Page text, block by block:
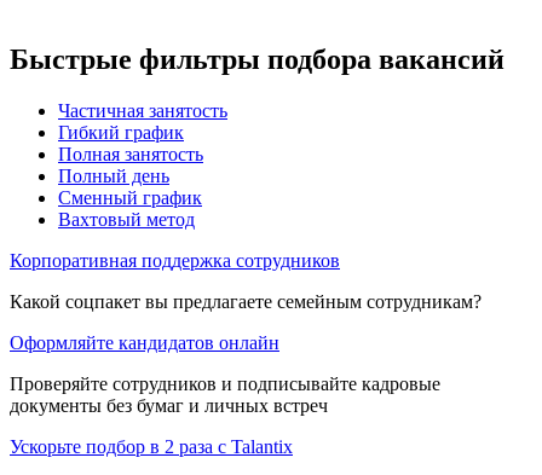
Быстрые фильтры подбора вакансий
Частичная занятость
Гибкий график
Полная занятость
Полный день
Сменный график
Вахтовый метод
Корпоративная поддержка сотрудников
Какой соцпакет вы предлагаете семейным сотрудникам?
Оформляйте кандидатов онлайн
Проверяйте сотрудников и подписывайте кадровые
документы без бумаг и личных встреч
Ускорьте подбор в 2 раза с Talantix